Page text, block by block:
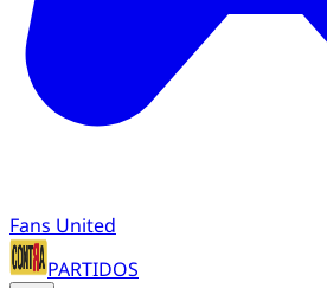
Fans United
PARTIDOS